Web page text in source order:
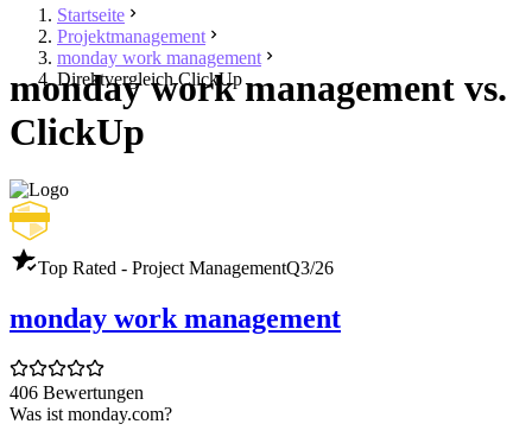
Startseite
Projektmanagement
monday work management
Direktvergleich ClickUp
monday work management vs.
ClickUp
Top Rated - Project ManagementQ3/26
monday work management
406 Bewertungen
Was ist monday.com?